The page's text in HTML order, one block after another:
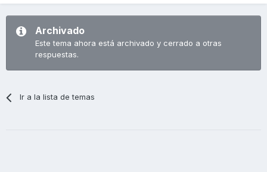
Archivado
Este tema ahora está archivado y cerrado a otras
respuestas.
Ir a la lista de temas